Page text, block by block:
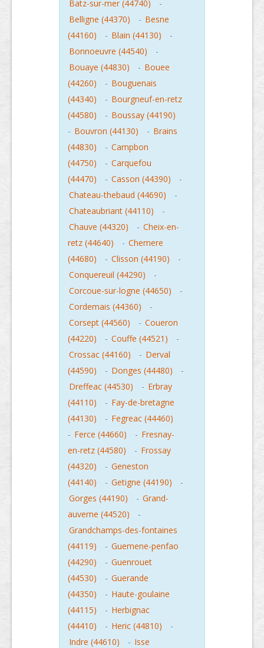
Batz-sur-mer (44740)
-
Belligne (44370)
- Besne
(44160)
- Blain (44130)
-
Bonnoeuvre (44540)
-
Bouaye (44830)
- Bouee
(44260)
- Bouguenais
(44340)
- Bourgneuf-en-retz
(44580)
- Boussay (44190)
- Bouvron (44130) - Brains
(44830)
- Campbon
(44750)
- Carquefou
(44470)
- Casson (44390)
-
Chateau-thebaud (44690)
-
Chateaubriant (44110)
-
Chauve (44320)
- Cheix-en-
retz (44640)
- Chemere
(44680)
- Clisson (44190)
-
Conquereuil (44290)
-
Corcoue-sur-logne (44650)
-
Cordemais (44360)
-
Corsept (44560)
- Coueron
(44220)
- Couffe (44521)
-
Crossac (44160)
- Derval
(44590)
- Donges (44480)
-
Dreffeac (44530)
- Erbray
(44110)
- Fay-de-bretagne
(44130)
- Fegreac (44460)
- Ferce (44660) - Fresnay-
en-retz (44580)
- Frossay
(44320)
- Geneston
(44140)
- Getigne (44190)
-
Gorges (44190)
- Grand-
auverne (44520)
-
Grandchamps-des-fontaines
(44119)
- Guemene-penfao
(44290)
- Guenrouet
(44530)
- Guerande
(44350)
- Haute-goulaine
(44115)
- Herbignac
(44410)
- Heric (44810)
-
Indre (44610)
- Isse